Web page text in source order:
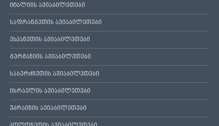
იტალიის ავიაბილეთები
საფრანგეთის ავიაბილეთები
ესპანეთის ავიაბილეთები
გერმანიის ავიაბილეთები
საბერძნეთის ავიაბილეთები
ისრაელის ავიაბილეთები
უკრაინის ავიაბილეთები